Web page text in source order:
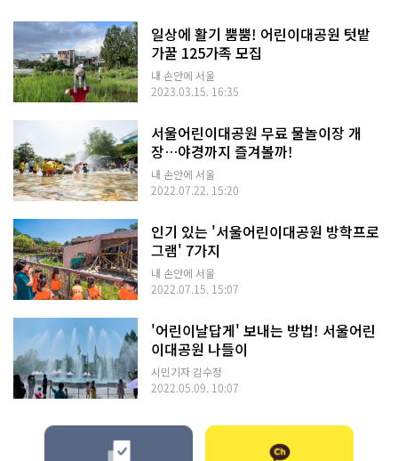
일상에 활기 뿜뿜! 어린이대공원 텃밭
가꿀 125가족 모집
내 손안에 서울
2023.03.15. 16:35
서울어린이대공원 무료 물놀이장 개
장…야경까지 즐겨볼까!
내 손안에 서울
2022.07.22. 15:20
인기 있는 '서울어린이대공원 방학프로
그램' 7가지
내 손안에 서울
2022.07.15. 15:07
'어린이날답게' 보내는 방법! 서울어린
이대공원 나들이
시민기자 김수정
2022.05.09. 10:07